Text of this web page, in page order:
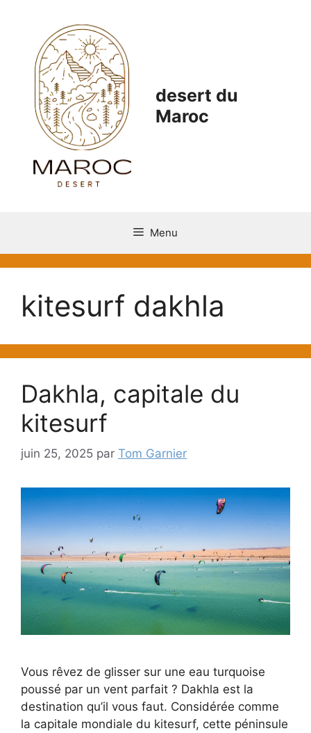
contenu
desert du
Maroc
Menu
kitesurf dakhla
Dakhla, capitale du
kitesurf
juin 25, 2025 par Tom Garnier
Vous rêvez de glisser sur une eau turquoise
poussé par un vent parfait ? Dakhla est la
destination qu’il vous faut. Considérée comme
la capitale mondiale du kitesurf, cette péninsule